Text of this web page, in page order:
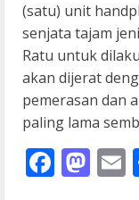
(satu) unit
senjata tajam
Ratu untuk
akan dijerat
pemerasan dan
paling lama